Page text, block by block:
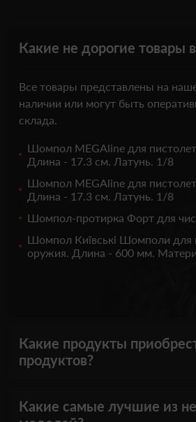
Какие не дорогие товары
Все товары представлены на
наличии или могут быть
склада.
Шомпол MEGAline для
Длина - 17.3 см. Латунь. 1/8
Шомпол MEGAline для
Длина - 17.3 см. Латунь. 1/8
Шомпол-протирка Форт для
Шомпол Київські Шомполи для
оружия. Длина - 600 мм.
Какие продукты
продуктов?
Какие самые лучшие из